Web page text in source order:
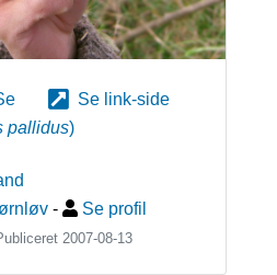
Se link-side
pallidus)
- Se profil
2007-08-13